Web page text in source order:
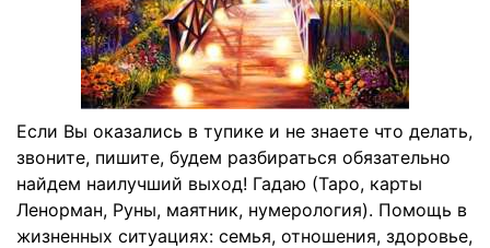
Если Вы оказались в тупике и не знаете что делать,
звоните, пишите, будем разбираться обязательно
найдем наилучший выход! Гадаю (Таро, карты
Ленорман, Руны, маятник, нумерология). Помощь в
жизненных ситуациях: семья, отношения, здоровье,